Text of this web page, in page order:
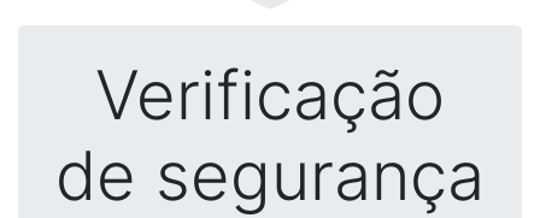
Verificação
de segurança